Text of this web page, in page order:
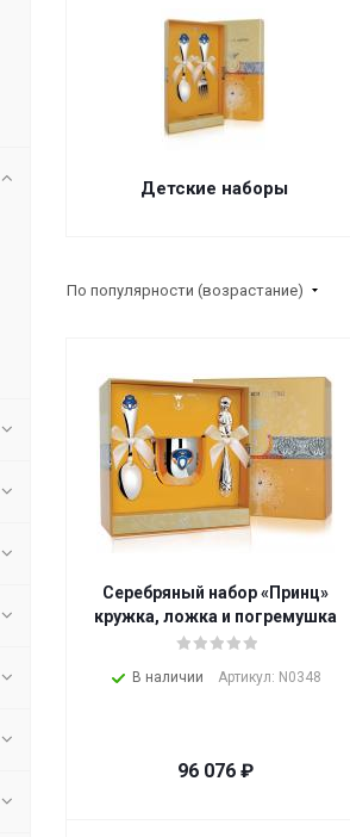
Детские наборы
По популярности (возрастание)
Серебряный набор «Принц»
кружка, ложка и погремушка
В наличии Артикул: N0348
96 076₽